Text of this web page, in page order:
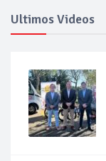
Ultimos Videos